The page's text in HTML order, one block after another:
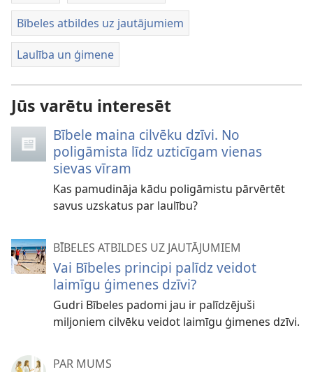
Bībeles atbildes uz jautājumiem
Laulība un ģimene
Jūs varētu interesēt
Bībele maina cilvēku dzīvi. No
poligāmista līdz uzticīgam vienas
sievas vīram
Kas pamudināja kādu poligāmistu pārvērtēt
savus uzskatus par laulību?
BĪBELES ATBILDES UZ JAUTĀJUMIEM
Vai Bībeles principi palīdz veidot
laimīgu ģimenes dzīvi?
Gudri Bībeles padomi jau ir palīdzējuši
miljoniem cilvēku veidot laimīgu ģimenes dzīvi.
PAR MUMS